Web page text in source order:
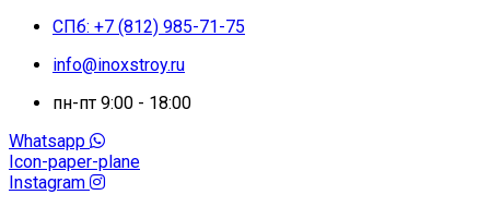
СПб: +7 (812) 985-71-75
info@inoxstroy.ru
пн-пт 9:00 - 18:00
Whatsapp
Icon-paper-plane
Instagram